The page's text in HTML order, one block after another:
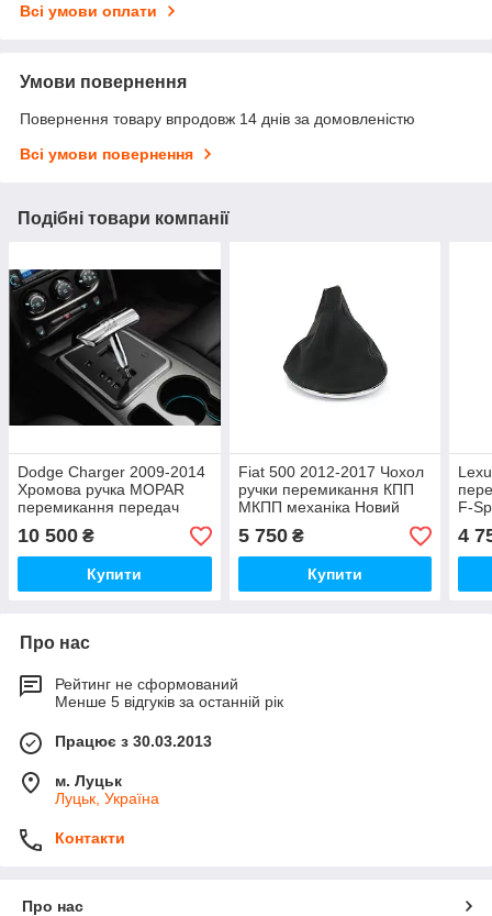
Всі умови оплати
Умови повернення
Повернення товару впродовж 14 днів за домовленістю
Всі умови повернення
Подібні товари компанії
Dodge Charger 2009-2014
Хромова ручка MOPAR
перемикання передач
КПП Нова Оригінал
10 500 ₴
Купити
Fiat 500 2012-2017 Чохол
ручки перемикання КПП
МКПП механіка Новий
Оригінал
5 750₴
Купити
F-
4
Про нас
Рейтинг не сформований
Менше 5 відгуків за останній рік
Працює з 30.03.2013
м. Луцьк
Луцьк, Україна
Контакти
Про нас